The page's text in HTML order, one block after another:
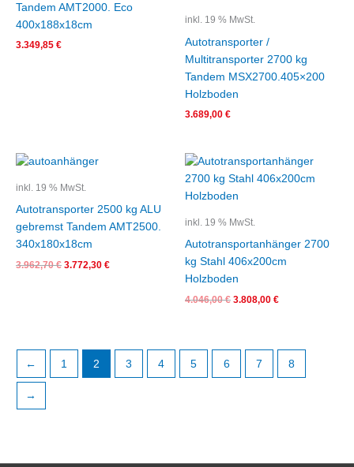
Tandem AMT2000. Eco
400x188x18cm
3.349,85 €
inkl. 19 % MwSt.
Autotransporter /
Multitransporter 2700 kg
Tandem MSX2700.405×200
Holzboden
3.689,00 €
inkl. 19 % MwSt.
Autotransporter 2500 kg ALU
gebremst Tandem AMT2500.
340x180x18cm
3.962,70€
Ursprünglicher
Preis
war:
3.772,30 €
inkl. 19 % MwSt.
Autotransportanhänger 2700
kg Stahl 406x200cm
Holzboden
4.046,00€
Ursprünglicher
Preis
war:
4.046,00 €
3.808,00 €
Aktueller
Preis
ist:
← 1 2 3 4 5 6 7 8
→